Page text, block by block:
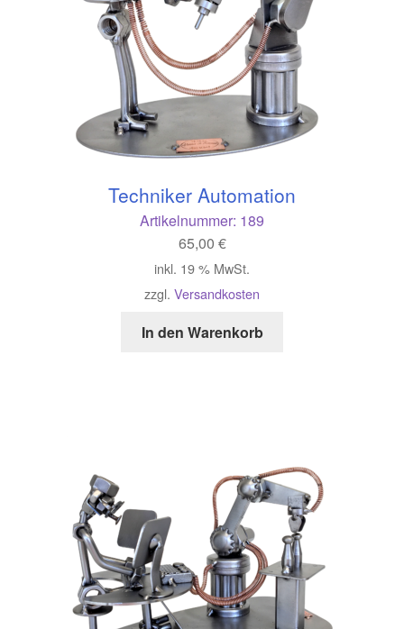
Techniker Automation
Artikelnummer: 189
65,00 €
inkl. 19 % MwSt.
zzgl. Versandkosten
In den Warenkorb